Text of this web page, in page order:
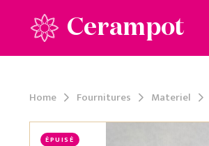
Cerampot
Home Fournitures Materiel
ÉPUISÉ